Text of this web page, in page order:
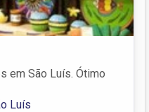
em São Luís. Ótimo
Luís